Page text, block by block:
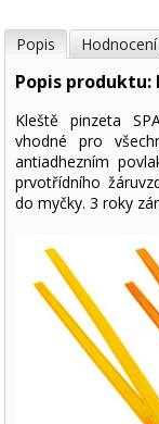
Popis
Popis produktu:
Kleště pinzeta
vhodné pro
antiadhezním
prvotřídního
do myčky. 3 roky